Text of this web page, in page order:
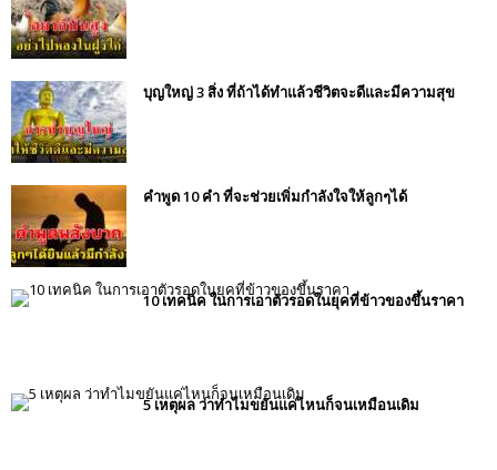
บุญใหญ่ 3 สิ่ง ที่ถ้าได้ทำแล้วชีวิตจะดีและมีความสุข
คำพูด 10 คำ ที่จะช่วยเพิ่มกำลังใจให้ลูกๆได้
10 เทคนิค ในการเอาตัวรอดในยุคที่ข้าวของขึ้นราคา
5 เหตุผล ว่าทำไมขยันแค่ไหนก็จนเหมือนเดิม